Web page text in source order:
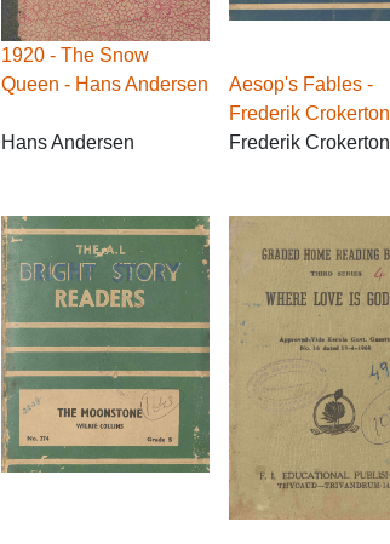
1920 - The Snow
Queen - Hans Andersen
Hans Andersen
Aesop's Fables -
Frederik Crokerton
Frederik Crokerton